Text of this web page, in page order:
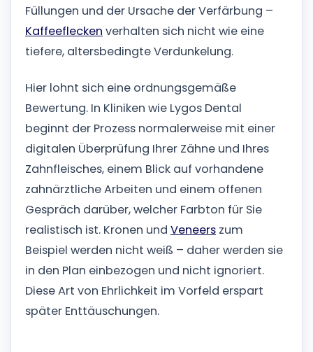
Füllungen und der Ursache der Verfärbung –
Kaffeeflecken verhalten sich nicht wie eine
tiefere, altersbedingte Verdunkelung.
Hier lohnt sich eine ordnungsgemäße
Bewertung. In Kliniken wie Lygos Dental
beginnt der Prozess normalerweise mit einer
digitalen Überprüfung Ihrer Zähne und Ihres
Zahnfleisches, einem Blick auf vorhandene
zahnärztliche Arbeiten und einem offenen
Gespräch darüber, welcher Farbton für Sie
realistisch ist. Kronen und Veneers zum
Beispiel werden nicht weiß – daher werden sie
in den Plan einbezogen und nicht ignoriert.
Diese Art von Ehrlichkeit im Vorfeld erspart
später Enttäuschungen.